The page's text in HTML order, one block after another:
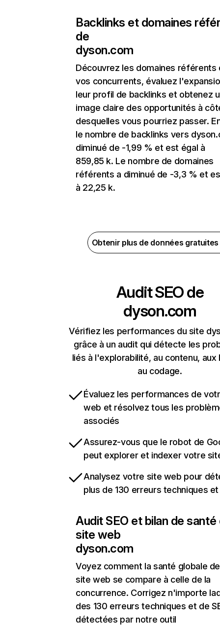
Backlinks et domaines
de
dyson.com
Découvrez les domaines référents
vos concurrents, évaluez
leur profil de backlinks et obtenez
image claire des opportunités à
desquelles vous pourriez passer.
le nombre de backlinks vers
diminué de -1,99 % et est égal à
859,85 k. Le nombre de domaines
référents a diminué de -3,3 % et
à 22,25 k.
Obtenir plus de données
Audit SEO de
dyson.com
Vérifiez les performances du site
grâce à un audit qui détecte les
liés à l'explorabilité, au contenu, aux
au codage.
Évaluez les performances de
web et résolvez tous les
associés
Assurez-vous que le robot de
peut explorer et indexer votre
Analysez votre site web pour
plus de 130 erreurs techniques et
Audit SEO et bilan de santé
site web
dyson.com
Voyez comment la santé globale
site web se compare à celle de la
concurrence. Corrigez n'importe
des 130 erreurs techniques et de
détectées par notre outil